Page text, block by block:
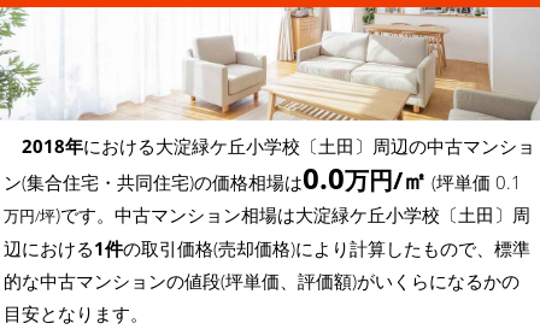
2018年における大淀緑ケ丘小学校〔土田〕周辺の中古マンショ
ン(集合住宅・共同住宅)の価格相場は0.0万円/㎡ (坪単価 0.1
万円/坪)です。中古マンション相場は大淀緑ケ丘小学校〔土田〕周
辺における1件の取引価格(売却価格)により計算したもので、標準
的な中古マンションの値段(坪単価、評価額)がいくらになるかの
目安となります。